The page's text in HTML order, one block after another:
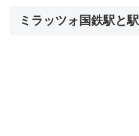
ミラッツォ国鉄駅と